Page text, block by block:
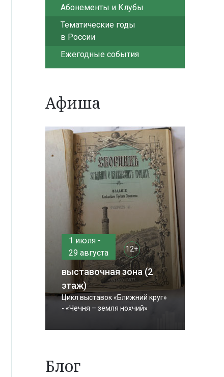
Абонементы и Клубы
Тематические годы
в России
Ежегодные события
Афиша
1 июля -
29 августа
12+
выставочная зона (2
этаж)
Цикл выставок «Ближний круг»
- «Чечня – земля нохчий»
Блог